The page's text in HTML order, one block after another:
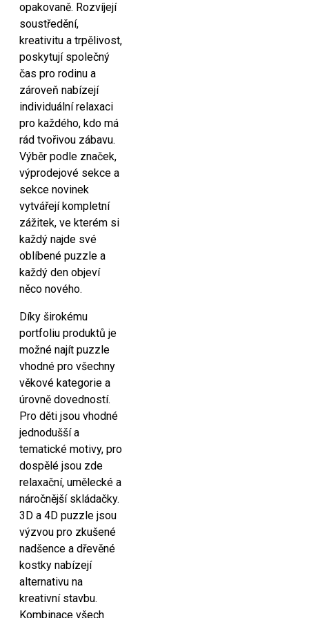
opakovaně. Rozvíjejí
soustředění,
kreativitu a trpělivost,
poskytují společný
čas pro rodinu a
zároveň nabízejí
individuální relaxaci
pro každého, kdo má
rád tvořivou zábavu.
Výběr podle značek,
výprodejové sekce a
sekce novinek
vytvářejí kompletní
zážitek, ve kterém si
každý najde své
oblíbené puzzle a
každý den objeví
něco nového.
Díky širokému
portfoliu produktů je
možné najít puzzle
vhodné pro všechny
věkové kategorie a
úrovně dovedností.
Pro děti jsou vhodné
jednodušší a
tematické motivy, pro
dospělé jsou zde
relaxační, umělecké a
náročnější skládačky.
3D a 4D puzzle jsou
výzvou pro zkušené
nadšence a dřevěné
kostky nabízejí
alternativu na
kreativní stavbu.
Kombinace všech